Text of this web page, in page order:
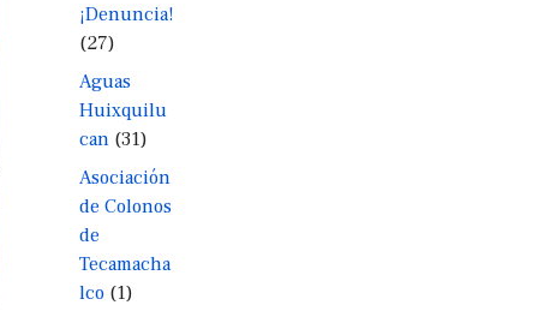
¡Denuncia!
(27)
Aguas
Huixquilu
can (31)
Asociación
de Colonos
de
Tecamacha
lco (1)